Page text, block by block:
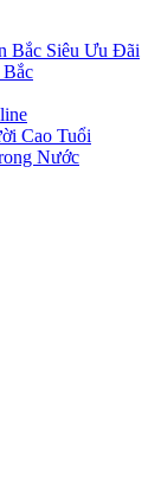
Bắc Siêu Ưu Đãi
Cao Tuổi
Nước